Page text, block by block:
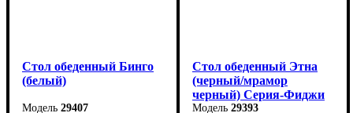
Стол обеденный Бинго
(белый)
29407
Стол обеденный Этна
(черный/мрамор
черный) Серия-Фиджи
29393